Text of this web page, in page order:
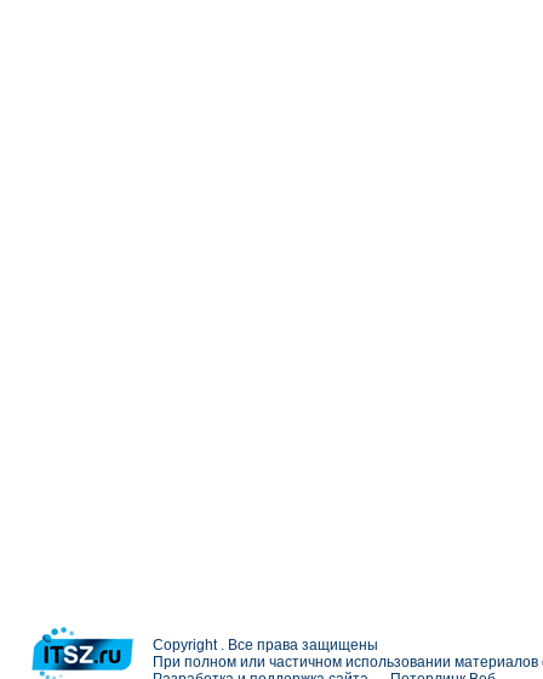
Copyright . Все права защищены
При полном или частичном использовании